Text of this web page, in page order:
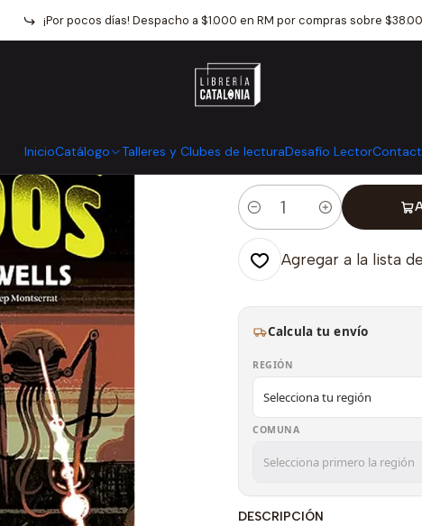
InicioCatálogo Talleres y Clubes de lecturaDesafío Lector
¡Por pocos días! Despacho a $1.000 en RM por compras sobre
Catálogo Narrativa Literatura Universal La Guerra De Los
|
La Guerra De
Mostrar stock de
Cantidad
Agregar a la lista
Calcula tu envío
REGIÓN
COMUNA
DESCRIPCIÓN